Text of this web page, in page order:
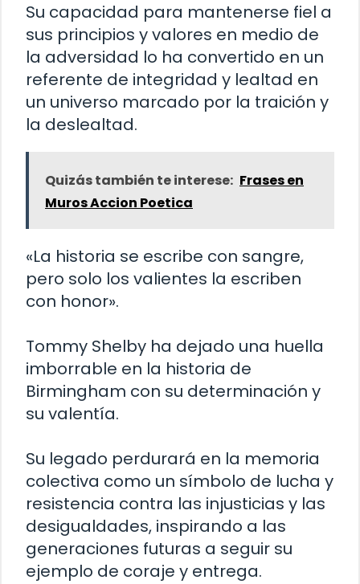
Su capacidad para mantenerse fiel a
sus principios y valores en medio de
la adversidad lo ha convertido en un
referente de integridad y lealtad en
un universo marcado por la traición y
la deslealtad.
Quizás también te interese: Frases en
Muros Accion Poetica
«La historia se escribe con sangre,
pero solo los valientes la escriben
con honor».
Tommy Shelby ha dejado una huella
imborrable en la historia de
Birmingham con su determinación y
su valentía.
Su legado perdurará en la memoria
colectiva como un símbolo de lucha y
resistencia contra las injusticias y las
desigualdades, inspirando a las
generaciones futuras a seguir su
ejemplo de coraje y entrega.